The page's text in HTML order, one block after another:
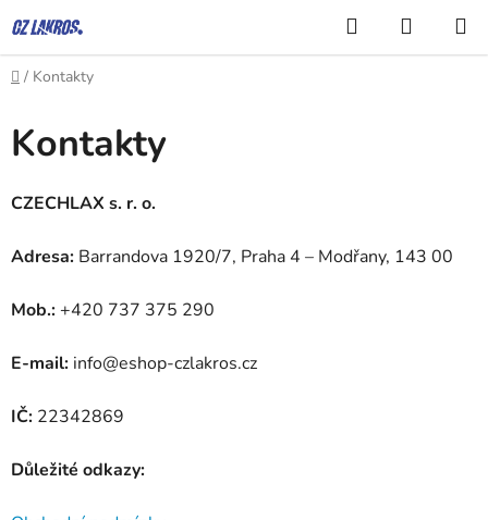
na
obsah
Hledat
KOŠÍK
Domů
/ Kontakty
Kontakty
CZECHLAX s. r. o.
Adresa: Barrandova 1920/7, Praha 4 – Modřany, 143 00
Mob.:+420 737 375 290
E-mail: info@eshop-czlakros.cz
IČ: 22342869
Důležité odkazy: